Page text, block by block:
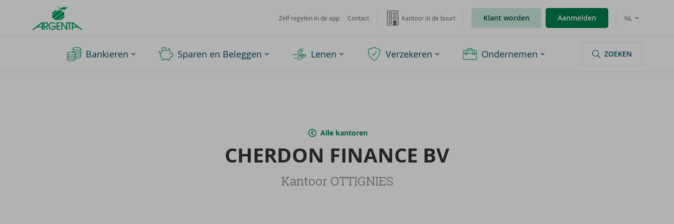
Argenta
Homepage
Zelf regelen in de app Contact Kantoor in de buurt Klant worden Aanmelden NL
Bankieren Sparen en Beleggen Lenen Verzekeren Ondernemen ZOEKEN
Alle kantoren
CHER­DON FI­NAN­CE BV
Kantoor OTTIGNIES